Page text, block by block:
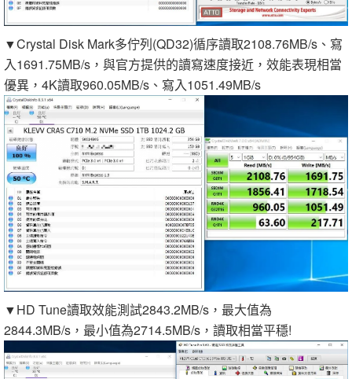
▼Crystal Disk Mark多佇列(QD32)循序讀取2108.76MB/s、寫
入1691.75MB/s，與官方提供的讀寫速度接近，效能表現相當
優異，4K讀取960.05MB/s、寫入1051.49MB/s
▼HD Tune讀取效能測試2843.2MB/s，最大值為
2844.3MB/s，最小值為2714.5MB/s，讀取相當平穩!